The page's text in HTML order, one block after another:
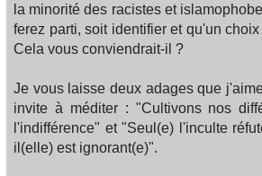
la minorité des racistes et
ferez parti, soit identifier et qu'un
Cela vous conviendrait-il ?
Je vous laisse deux adages que
invite à méditer : "Cultivons nos
l'indifférence" et "Seul(e) l'inculte
il(elle) est ignorant(e)".